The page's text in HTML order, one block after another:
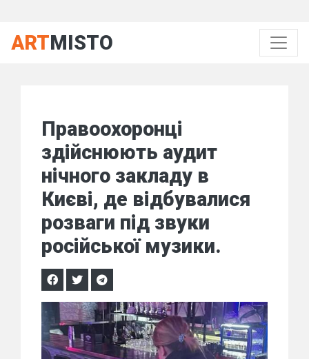
ARTMISTO
Правоохоронці
здійснюють аудит
нічного закладу в
Києві, де відбувалися
розваги під звуки
російської музики.